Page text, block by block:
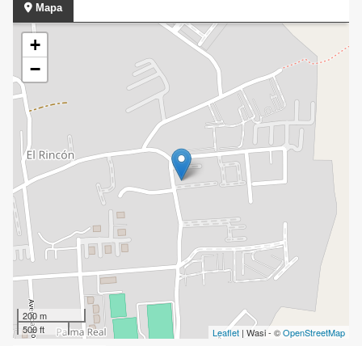
Mapa
+
−
200 m
500 ft
Leaflet | Wasi - ©OpenStreetMap